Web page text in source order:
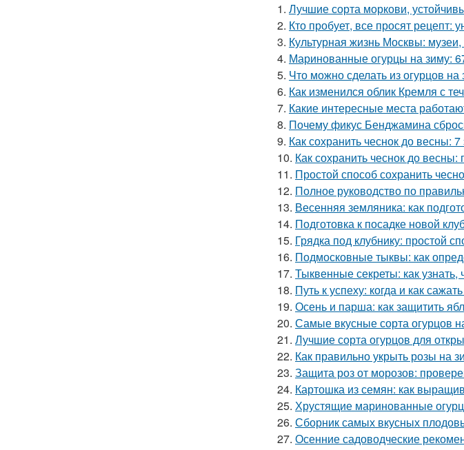
1. Лучшие сорта моркови,
2. Кто пробует, все просят рецепт:
3. Культурная жизнь Москвы:
4. Маринованные огурцы на зиму:
5. Что можно сделать из огурцов
6. Как изменился облик Кремля с
7. Какие интересные места
8. Почему фикус Бенджамина
9. Как сохранить чеснок до весны:
10. Как сохранить чеснок до
11. Простой способ сохранить
12. Полное руководство по
13. Весенняя земляника: как
14. Подготовка к посадке новой
15. Грядка под клубнику: простой
16. Подмосковные тыквы: как
17. Тыквенные секреты: как узнать,
18. Путь к успеху: когда и как
19. Осень и парша: как защитить
20. Самые вкусные сорта огурцов
21. Лучшие сорта огурцов для
22. Как правильно укрыть розы на
23. Защита роз от морозов:
24. Картошка из семян: как
25. Хрустящие маринованные
26. Сборник самых вкусных
27. Осенние садоводческие